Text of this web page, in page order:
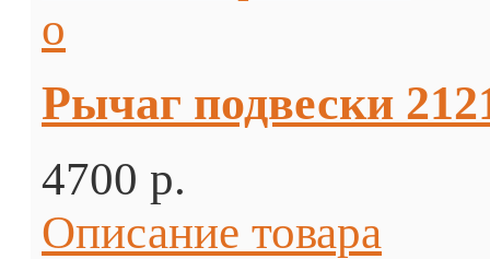
Рычаг подвески
4700 p.
Описание товара